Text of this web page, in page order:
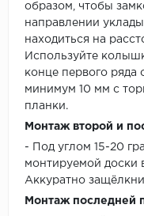
образом, чтобы
направлении
находиться на
Используйте
конце первого ряда
минимум 10 мм с
планки.
Монтаж второй и
- Под углом 15-20
монтируемой доски
Аккуратно
Монтаж последней